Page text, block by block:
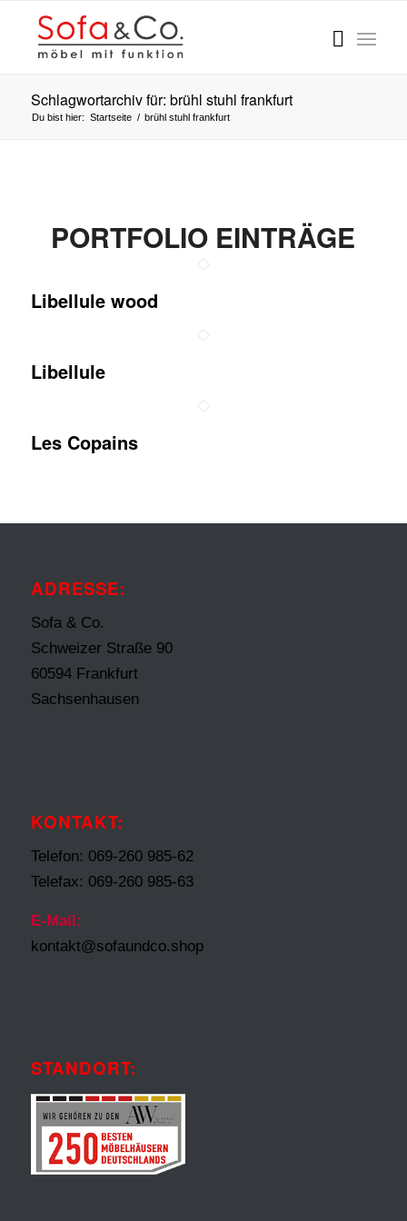
Schlagwortarchiv für: brühl stuhl frankfurt
Du bist hier: Startseite / brühl stuhl frankfurt
PORTFOLIO EINTRÄGE
Libellule wood
Libellule
Les Copains
ADRESSE:
Sofa & Co.
Schweizer Straße 90
60594 Frankfurt
Sachsenhausen
KONTAKT:
Telefon: 069-260 985-62
Telefax: 069-260 985-63
E-Mail:
kontakt@sofaundco.shop
STANDORT: